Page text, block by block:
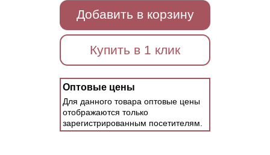
Добавить в корзину
Купить в 1 клик
Оптовые цены
Для данного товара оптовые цены
отображаются только
зарегистрированным посетителям.